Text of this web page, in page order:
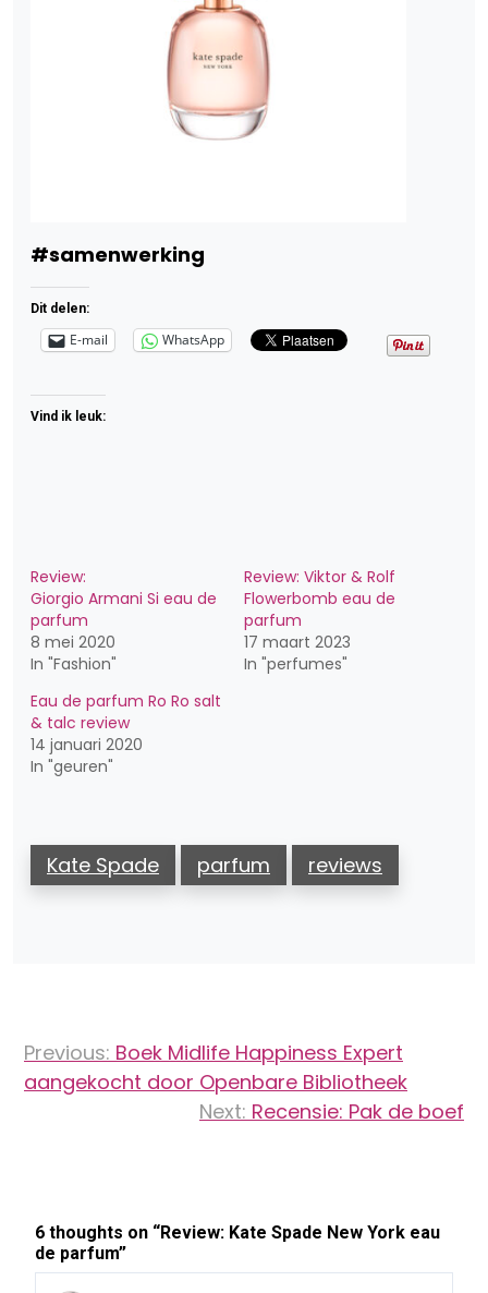
#samenwerking
Dit delen:
E-mail WhatsApp
Vind ik leuk:
Review:
Giorgio Armani Si eau de
parfum
8 mei 2020
In "Fashion"
Review: Viktor & Rolf
Flowerbomb eau de
parfum
17 maart 2023
In "perfumes"
Eau de parfum Ro Ro salt
& talc review
14 januari 2020
In "geuren"
Kate Spade parfum reviews
navigatie
Previous: Boek Midlife Happiness Expert
aangekocht door Openbare Bibliotheek
Next: Recensie: Pak de boef
6 thoughts on “Review: Kate Spade New York eau
de parfum”